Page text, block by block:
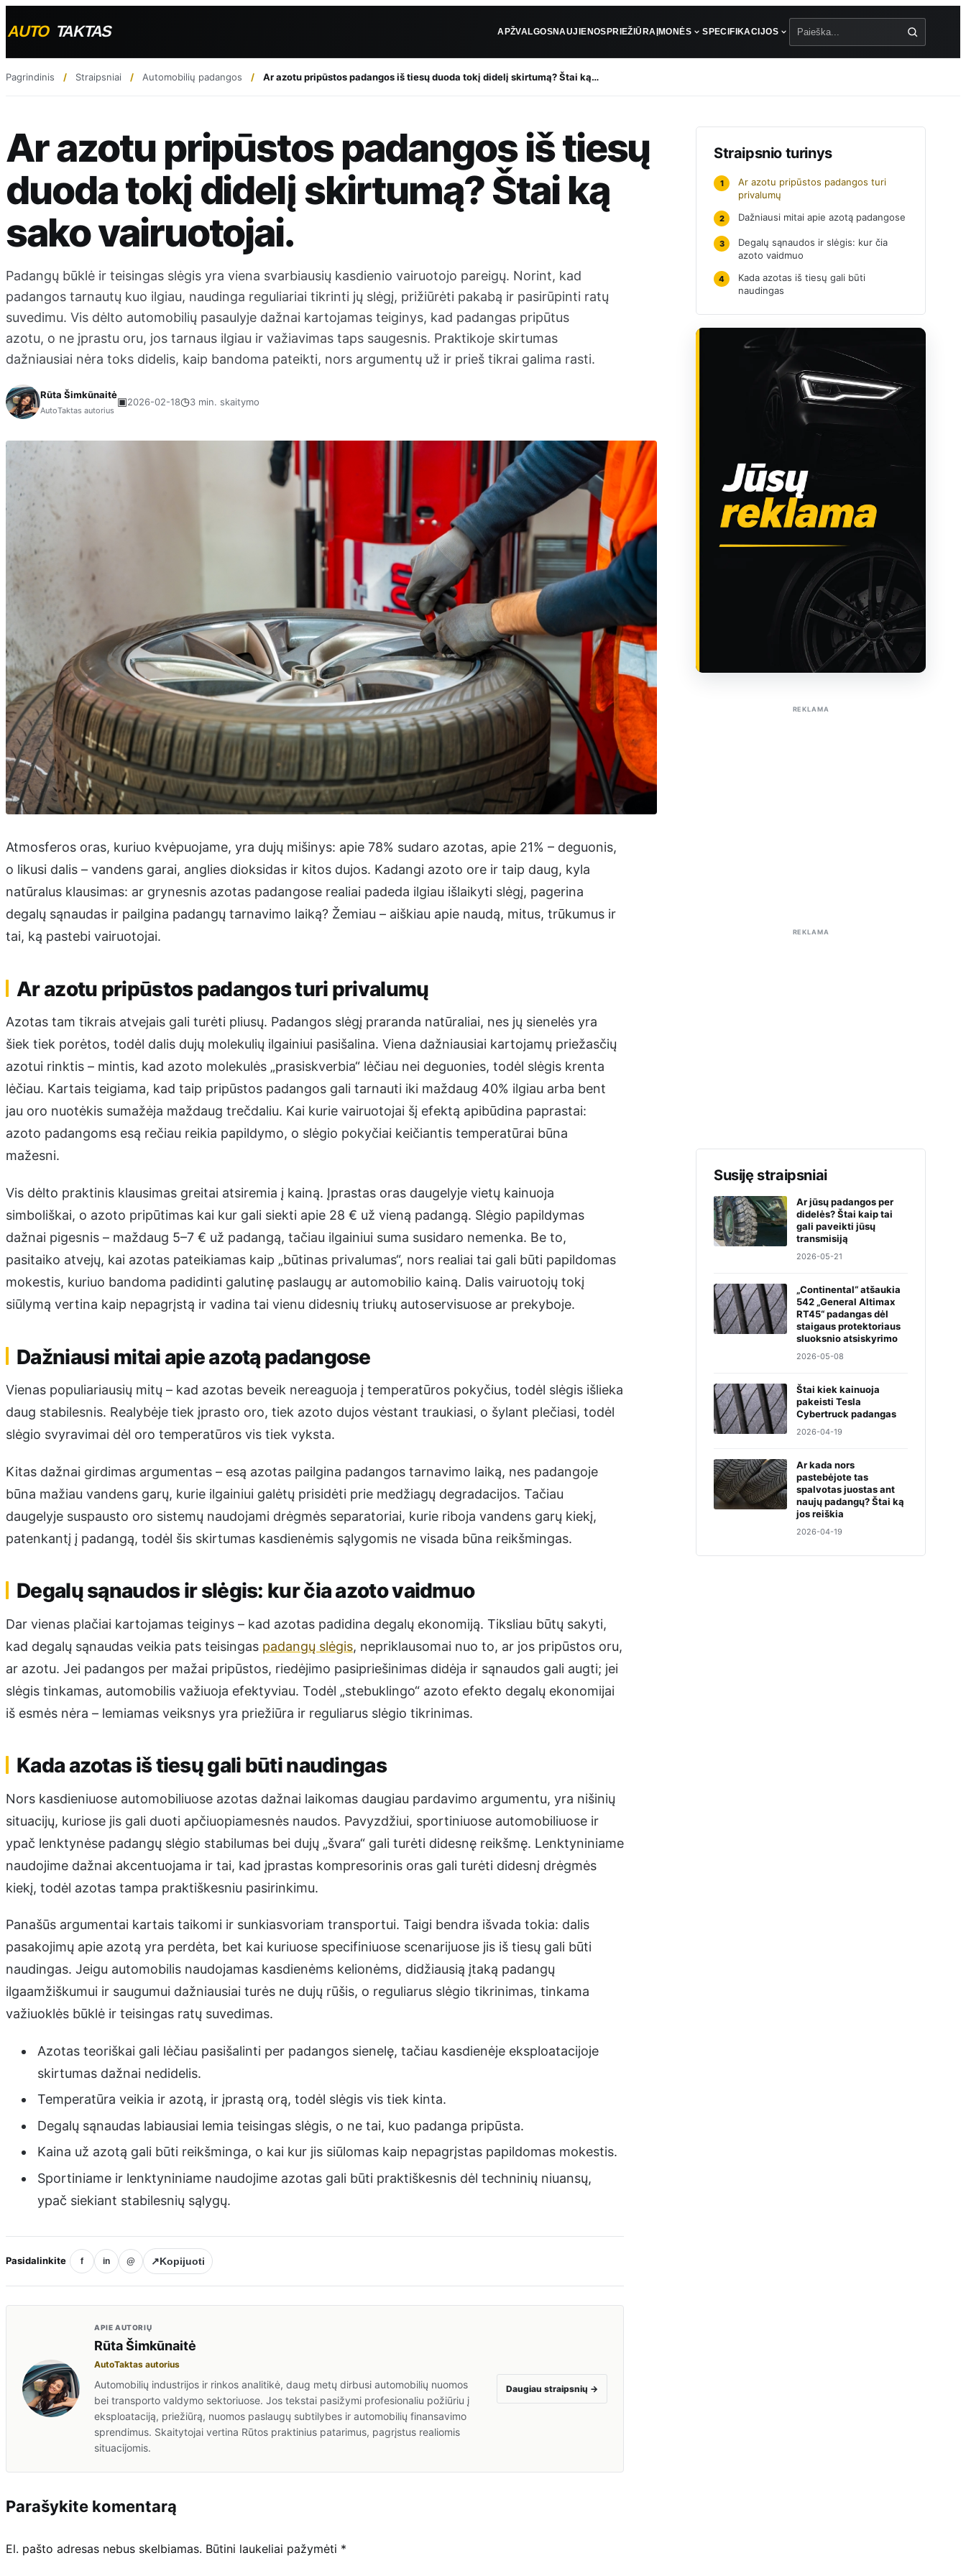
APŽVALGOSNAUJIENOSPRIEŽIŪRA ĮMONĖS SPECIFIKACIJOS
Pagrindinis Straipsniai Automobilių padangos Ar azotu pripūstos padangos iš tiesų duoda tokį didelį skirtumą? Štai ką…
Ar azotu pripūstos padangos iš tiesų
duoda tokį didelį skirtumą? Štai ką
sako vairuotojai.
Padangų būklė ir teisingas slėgis yra viena svarbiausių kasdienio vairuotojo pareigų. Norint, kad
padangos tarnautų kuo ilgiau, naudinga reguliariai tikrinti jų slėgį, prižiūrėti pakabą ir pasirūpinti ratų
suvedimu. Vis dėlto automobilių pasaulyje dažnai kartojamas teiginys, kad padangas pripūtus
azotu, o ne įprastu oru, jos tarnaus ilgiau ir važiavimas taps saugesnis. Praktikoje skirtumas
dažniausiai nėra toks didelis, kaip bandoma pateikti, nors argumentų už ir prieš tikrai galima rasti.
Rūta Šimkūnaitė
AutoTaktas autorius
▣2026-02-18◷3 min. skaitymo
Atmosferos oras, kuriuo kvėpuojame, yra dujų mišinys: apie 78% sudaro azotas, apie 21% – deguonis,
o likusi dalis – vandens garai, anglies dioksidas ir kitos dujos. Kadangi azoto ore ir taip daug, kyla
natūralus klausimas: ar grynesnis azotas padangose realiai padeda ilgiau išlaikyti slėgį, pagerina
degalų sąnaudas ir pailgina padangų tarnavimo laiką? Žemiau – aiškiau apie naudą, mitus, trūkumus ir
tai, ką pastebi vairuotojai.
Ar azotu pripūstos padangos turi privalumų
Azotas tam tikrais atvejais gali turėti pliusų. Padangos slėgį praranda natūraliai, nes jų sienelės yra
šiek tiek porėtos, todėl dalis dujų molekulių ilgainiui pasišalina. Viena dažniausiai kartojamų priežasčių
azotui rinktis – mintis, kad azoto molekulės „prasiskverbia“ lėčiau nei deguonies, todėl slėgis krenta
lėčiau. Kartais teigiama, kad taip pripūstos padangos gali tarnauti iki maždaug 40% ilgiau arba bent
jau oro nuotėkis sumažėja maždaug trečdaliu. Kai kurie vairuotojai šį efektą apibūdina paprastai:
azoto padangoms esą rečiau reikia papildymo, o slėgio pokyčiai keičiantis temperatūrai būna
mažesni.
Vis dėlto praktinis klausimas greitai atsiremia į kainą. Įprastas oras daugelyje vietų kainuoja
simboliškai, o azoto pripūtimas kai kur gali siekti apie 28 € už vieną padangą. Slėgio papildymas
dažnai pigesnis – maždaug 5–7 € už padangą, tačiau ilgainiui suma susidaro nemenka. Be to,
pasitaiko atvejų, kai azotas pateikiamas kaip „būtinas privalumas“, nors realiai tai gali būti papildomas
mokestis, kuriuo bandoma padidinti galutinę paslaugų ar automobilio kainą. Dalis vairuotojų tokį
siūlymą vertina kaip nepagrįstą ir vadina tai vienu didesnių triukų autoservisuose ar prekyboje.
Dažniausi mitai apie azotą padangose
Vienas populiariausių mitų – kad azotas beveik nereaguoja į temperatūros pokyčius, todėl slėgis išlieka
daug stabilesnis. Realybėje tiek įprasto oro, tiek azoto dujos vėstant traukiasi, o šylant plečiasi, todėl
slėgio svyravimai dėl oro temperatūros vis tiek vyksta.
Kitas dažnai girdimas argumentas – esą azotas pailgina padangos tarnavimo laiką, nes padangoje
būna mažiau vandens garų, kurie ilgainiui galėtų prisidėti prie medžiagų degradacijos. Tačiau
daugelyje suspausto oro sistemų naudojami drėgmės separatoriai, kurie riboja vandens garų kiekį,
patenkantį į padangą, todėl šis skirtumas kasdienėmis sąlygomis ne visada būna reikšmingas.
Degalų sąnaudos ir slėgis: kur čia azoto vaidmuo
Dar vienas plačiai kartojamas teiginys – kad azotas padidina degalų ekonomiją. Tiksliau būtų sakyti,
kad degalų sąnaudas veikia pats teisingas padangų slėgis, nepriklausomai nuo to, ar jos pripūstos oru,
ar azotu. Jei padangos per mažai pripūstos, riedėjimo pasipriešinimas didėja ir sąnaudos gali augti; jei
slėgis tinkamas, automobilis važiuoja efektyviau. Todėl „stebuklingo“ azoto efekto degalų ekonomijai
iš esmės nėra – lemiamas veiksnys yra priežiūra ir reguliarus slėgio tikrinimas.
Kada azotas iš tiesų gali būti naudingas
Nors kasdieniuose automobiliuose azotas dažnai laikomas daugiau pardavimo argumentu, yra nišinių
situacijų, kuriose jis gali duoti apčiuopiamesnės naudos. Pavyzdžiui, sportiniuose automobiliuose ir
ypač lenktynėse padangų slėgio stabilumas bei dujų „švara“ gali turėti didesnę reikšmę. Lenktyniniame
naudojime dažnai akcentuojama ir tai, kad įprastas kompresorinis oras gali turėti didesnį drėgmės
kiekį, todėl azotas tampa praktiškesniu pasirinkimu.
Panašūs argumentai kartais taikomi ir sunkiasvoriam transportui. Taigi bendra išvada tokia: dalis
pasakojimų apie azotą yra perdėta, bet kai kuriuose specifiniuose scenarijuose jis iš tiesų gali būti
naudingas. Jeigu automobilis naudojamas kasdienėms kelionėms, didžiausią įtaką padangų
ilgaamžiškumui ir saugumui dažniausiai turės ne dujų rūšis, o reguliarus slėgio tikrinimas, tinkama
važiuoklės būklė ir teisingas ratų suvedimas.
Azotas teoriškai gali lėčiau pasišalinti per padangos sienelę, tačiau kasdienėje eksploatacijoje
skirtumas dažnai nedidelis.
Temperatūra veikia ir azotą, ir įprastą orą, todėl slėgis vis tiek kinta.
Degalų sąnaudas labiausiai lemia teisingas slėgis, o ne tai, kuo padanga pripūsta.
Kaina už azotą gali būti reikšminga, o kai kur jis siūlomas kaip nepagrįstas papildomas mokestis.
Sportiniame ir lenktyniniame naudojime azotas gali būti praktiškesnis dėl techninių niuansų,
ypač siekiant stabilesnių sąlygų.
Pasidalinkite f in @ ↗Kopijuoti
APIE AUTORIŲ
Rūta Šimkūnaitė
AutoTaktas autorius
Automobilių industrijos ir rinkos analitikė, daug metų dirbusi automobilių nuomos
bei transporto valdymo sektoriuose. Jos tekstai pasižymi profesionaliu požiūriu į
eksploataciją, priežiūrą, nuomos paslaugų subtilybes ir automobilių finansavimo
sprendimus. Skaitytojai vertina Rūtos praktinius patarimus, pagrįstus realiomis
situacijomis.
Daugiau straipsnių →
Parašykite komentarą
El. pašto adresas nebus skelbiamas. Būtini laukeliai pažymėti *
Straipsnio turinys
1
Ar azotu pripūstos padangos turi
privalumų
2 Dažniausi mitai apie azotą padangose
3
Degalų sąnaudos ir slėgis: kur čia
azoto vaidmuo
4
Kada azotas iš tiesų gali būti
naudingas
REKLAMA
REKLAMA
Susiję straipsniai
Ar jūsų padangos per
didelės? Štai kaip tai
gali paveikti jūsų
transmisiją
2026-05-21
„Continental“ atšaukia
542 „General Altimax
RT45“ padangas dėl
staigaus protektoriaus
sluoksnio atsiskyrimo
2026-05-08
Štai kiek kainuoja
pakeisti Tesla
Cybertruck padangas
2026-04-19
Ar kada nors
pastebėjote tas
spalvotas juostas ant
naujų padangų? Štai ką
jos reiškia
2026-04-19